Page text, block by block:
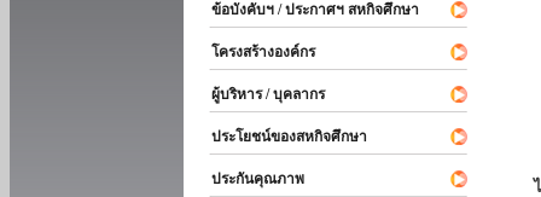
ข้อบังคับฯ / ประกาศฯ สหกิจศึกษา
โครงสร้างองค์กร
ผู้บริหาร / บุคลากร
ประโยชน์ของสหกิจศึกษา
ประกันคุณภาพ